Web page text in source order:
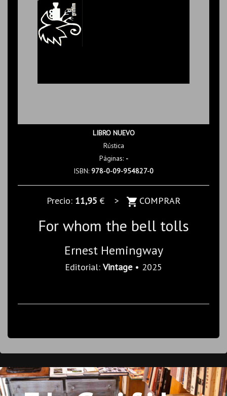
LIBRO NUEVO
Rústica
Páginas: -
ISBN: 978-0-09-954827-0
Precio: 11,95 € > COMPRAR
For whom the bell tolls
Ernest Hemingway
Editorial: Vintage• 2025